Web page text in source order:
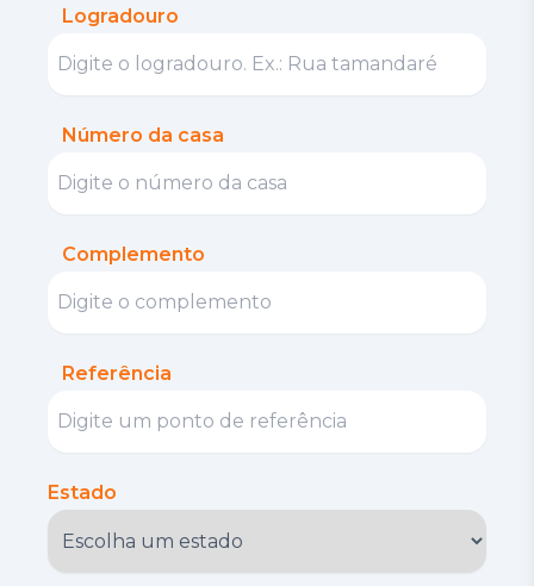
Logradouro
Número da casa
Complemento
Referência
Estado